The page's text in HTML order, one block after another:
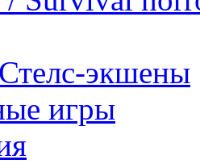
экшены
игры